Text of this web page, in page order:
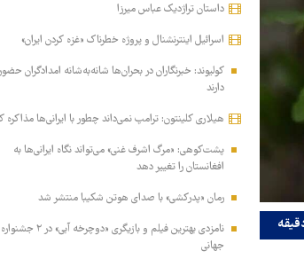
داستان تراژدیک عباس میرزا
اسرائیل اینترنشنال و پروژه خطرناک «غزه کردن ایران»
کولیوند: خبرنگاران در بحران‌ها شانه‌به‌شانه امدادگران حضور
دارند
هیلاری کلینتون: ترامپ نمی‌داند چطور با ایرانی‌ها مذاکره
پشت‌کوهی: «مرگ اشرف غنی» می‌تواند نگاه ایرانی‌ها به
افغانستان را تغییر دهد
رمان «پدرکشی» با صدای هوتن شکیبا منتشر شد
نامزدی بهترین فیلم و بازیگری «دوچرخه آبی» در ۲ جشنواره
جهانی